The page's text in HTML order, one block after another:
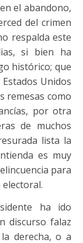
el abandono,
del crimen
respalda este
si bien ha
histórico; que
Unidos
remesas como
por otra
de muchos
lista la
es muy
para
ha ido
discurso falaz
derecha, o a